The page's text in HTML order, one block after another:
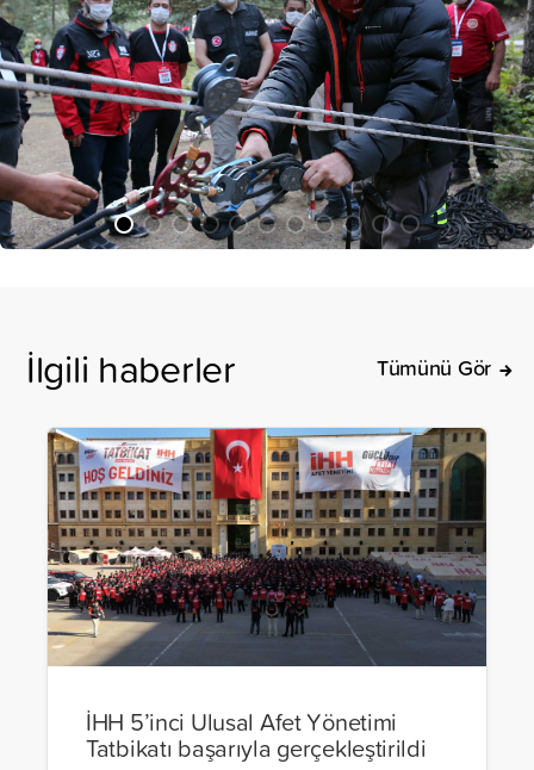
İlgili haberler Tümünü Gör
İHH 5’inci Ulusal Afet Yönetimi
Tatbikatı başarıyla gerçekleştirildi